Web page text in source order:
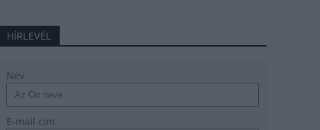
HÍRLEVÉL
Név
E-mail cím